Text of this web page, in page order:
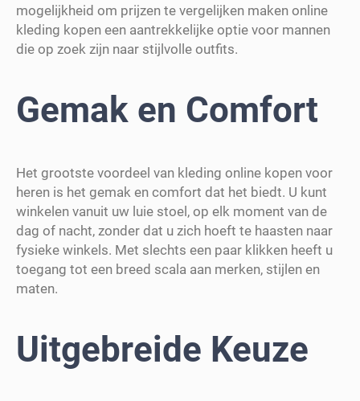
mogelijkheid om prijzen te vergelijken maken online
kleding kopen een aantrekkelijke optie voor mannen
die op zoek zijn naar stijlvolle outfits.
Gemak en Comfort
Het grootste voordeel van kleding online kopen voor
heren is het gemak en comfort dat het biedt. U kunt
winkelen vanuit uw luie stoel, op elk moment van de
dag of nacht, zonder dat u zich hoeft te haasten naar
fysieke winkels. Met slechts een paar klikken heeft u
toegang tot een breed scala aan merken, stijlen en
maten.
Uitgebreide Keuze